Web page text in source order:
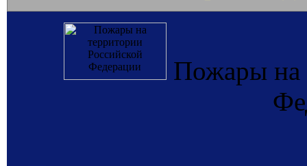
Пожары на